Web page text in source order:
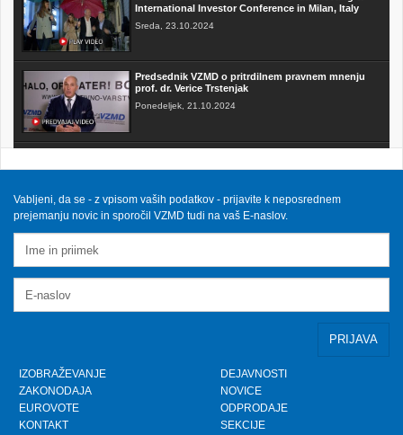
International Investor Conference in Milan, Italy
Sreda, 23.10.2024
Predsednik VZMD o pritrdilnem pravnem mnenju
prof. dr. Verice Trstenjak
Ponedeljek, 21.10.2024
skupinskih tožb zoper telekomunikacijske
Sobota, 12.10.2024
VZMD na Odboru za finance DZ RS s predlogi
Petek, 10.5.2024
www.kolektivno-varstvo.si -- Izjava mag. Kristjan
Verbič, predsednik VZMD: Halo, operater! Bodi fer.
Vabljeni, da se - z vpisom vaših podatkov - prijavite k neposrednem
prejemanju novic in sporočil VZMD tudi na vaš E-naslov.
IZOBRAŽEVANJE
ZAKONODAJA
EUROVOTE
KONTAKT
DEJAVNOSTI
NOVICE
ODPRODAJE
SEKCIJE